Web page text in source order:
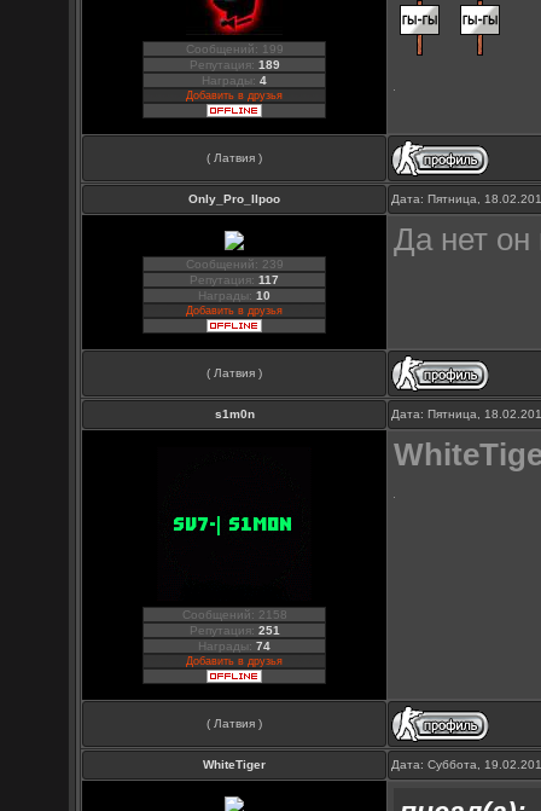
Сообщений: 199
Репутация: 189
Награды:4
Добавить в друзья
( Латвия )
Only_Pro_IIpoo Дата: Пятница,
Сообщений: 239
Репутация:117
Награды:10
Добавить в друзья
Да нет
( Латвия )
s1m0n Дата: Пятница,
Сообщений: 2158
Репутация: 251
Награды:74
Добавить в друзья
( Латвия )
WhiteTiger Дата: Суббота,